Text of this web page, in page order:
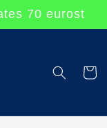
70 eurost
Korv